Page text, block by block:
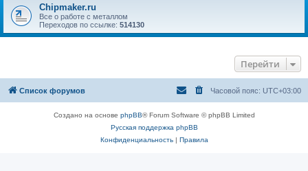
Chipmaker.ru
Все о работе с металлом
Переходов по ссылке: 514130
Перейти
Список форумов Часовой пояс: UTC+03:00
Создано на основе phpBB® Forum Software © phpBB Limited
Русская поддержка phpBB
Конфиденциальность| Правила